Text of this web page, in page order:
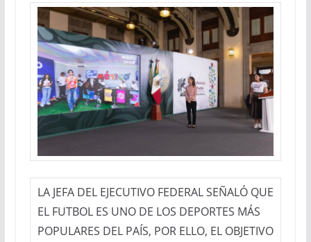
LA JEFA DEL EJECUTIVO FEDERAL SEÑALÓ QUE
EL FUTBOL ES UNO DE LOS DEPORTES MÁS
POPULARES DEL PAÍS, POR ELLO, EL OBJETIVO